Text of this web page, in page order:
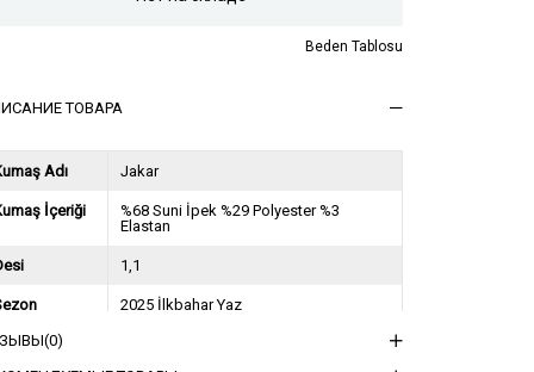
Beden Tablosu
ТОВАРА
Adı Jakar
İçeriği
%68 Suni İpek %29 Polyester %3
Elastan
1,1
2025 İlkbahar Yaz
Kg
(0)